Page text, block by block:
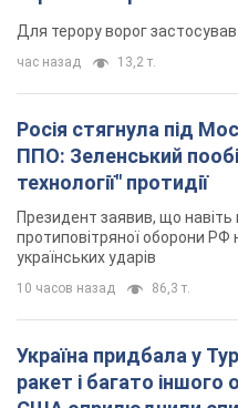
Для терору ворог
час назад 13,2 т.
Росія стягнула під
ППО: Зеленський
технології" протидії
Президент заявив, що
протиповітряної оборони РФ
українських ударів
10 часов назад 86,3 т.
Україна придбала у
ракет і багато